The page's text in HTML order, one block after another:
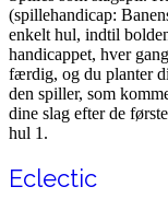
(spillehandicap:
enkelt hul, indtil
handicappet, hver
færdig, og du planter
den spiller, som
dine slag efter de
hul 1.
Eclectic